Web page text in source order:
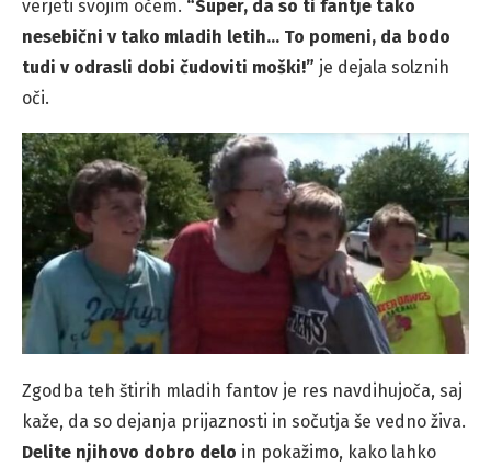
verjeti svojim očem. “Super, da so ti fantje tako
nesebični v tako mladih letih… To pomeni, da bodo
tudi v odrasli dobi čudoviti moški!” je dejala solznih
oči.
Zgodba teh štirih mladih fantov je res navdihujoča, saj
kaže, da so dejanja prijaznosti in sočutja še vedno živa.
Delite njihovo dobro delo in pokažimo, kako lahko